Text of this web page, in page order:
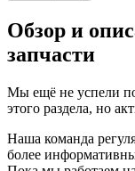
Обзор и
запчасти
Мы ещё не успели
этого раздела, но
Наша команда
более